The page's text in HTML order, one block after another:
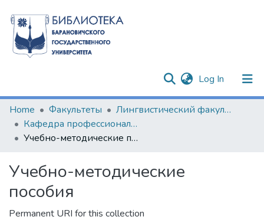
Log In (current)
Communities & Collections
All of DSpace
Home Факультеты
Лингвистический факультет
Кафедра профессиональной иноязычной подготовки
Учебно-методические пособия
Учебно-методические
пособия
Permanent URI for this collection